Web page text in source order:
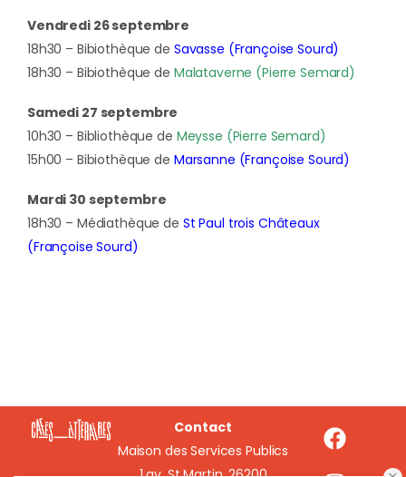
Vendredi 26 septembre
18h30 – Bibiothèque de Savasse (Françoise Sourd)
18h30 – Bibiothèque de Malataverne (Pierre Semard)
Samedi 27 septembre
10h30 – Bibliothèque de Meysse (Pierre Semard)
15h00 – Bibiothèque de Marsanne (Françoise Sourd)
Mardi 30 septembre
18h30 – Médiathèque de St Paul trois Châteaux
(Françoise Sourd)
Contact
Maison des Services Publics